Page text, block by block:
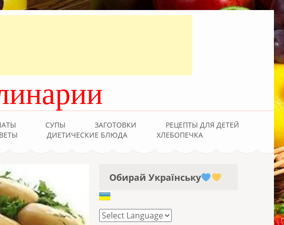
СУПЫ ЗАГОТОВКИ
РЕЦЕПТЫ ДЛЯ ДЕТЕЙ
ДИЕТИЧЕСКИЕ БЛЮДА ХЛЕБОПЕЧКА
Обирай Українську